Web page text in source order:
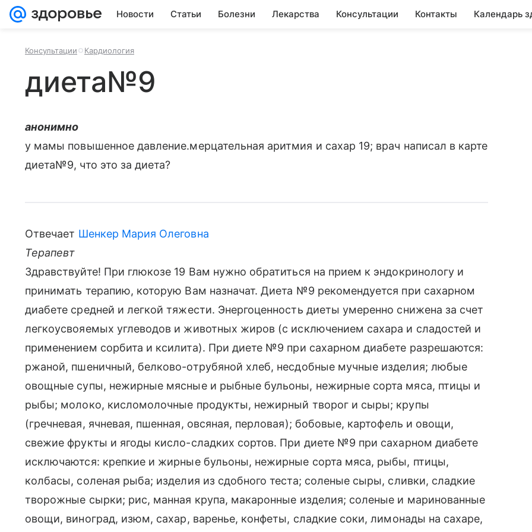
Новости Статьи Болезни Лекарства Консультации Контакты Календарь
Консультации Кардиология
диета№9
анонимно
у мамы повышенное давление.мерцательная аритмия и сахар 19; врач написал в карте
диета№9, что это за диета?
Отвечает Шенкер Мария Олеговна
Терапевт
Здравствуйте! При глюкозе 19 Вам нужно обратиться на прием к эндокринологу и
принимать терапию, которую Вам назначат. Диета №9 рекомендуется при сахарном
диабете средней и легкой тяжести. Энергоценность диеты умеренно снижена за счет
легкоусвояемых углеводов и животных жиров (с исключением сахара и сладостей и
применением сорбита и ксилита). При диете №9 при сахарном диабете разрешаются:
ржаной, пшеничный, белково-отрубяной хлеб, несдобные мучные изделия; любые
овощные супы, нежирные мясные и рыбные бульоны, нежирные сорта мяса, птицы и
рыбы; молоко, кисломолочные продукты, нежирный творог и сыры; крупы
(гречневая, ячневая, пшенная, овсяная, перловая); бобовые, картофель и овощи,
свежие фрукты и ягоды кисло-сладких сортов. При диете №9 при сахарном диабете
исключаются: крепкие и жирные бульоны, нежирные сорта мяса, рыбы, птицы,
колбасы, соленая рыба; изделия из сдобного теста; соленые сыры, сливки, сладкие
творожные сырки; рис, манная крупа, макаронные изделия; соленые и маринованные
овощи, виноград, изюм, сахар, варенье, конфеты, сладкие соки, лимонады на сахаре,